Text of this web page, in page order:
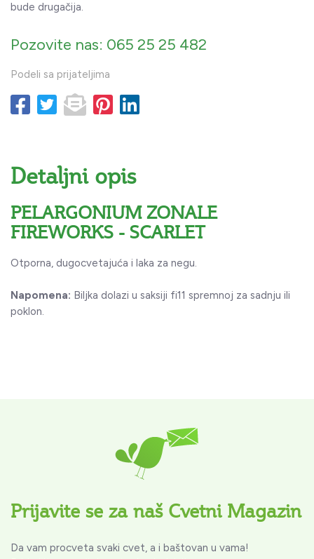
bude drugačija.
Pozovite nas: 065 25 25 482
Podeli sa prijateljima
Detaljni opis
PELARGONIUM ZONALE
FIREWORKS - SCARLET
Otporna, dugocvetajuća i laka za negu.
Napomena: Biljka dolazi u saksiji fi11 spremnoj za sadnju ili
poklon.
Prijavite se za naš Cvetni Magazin
Da vam procveta svaki cvet, a i baštovan u vama!